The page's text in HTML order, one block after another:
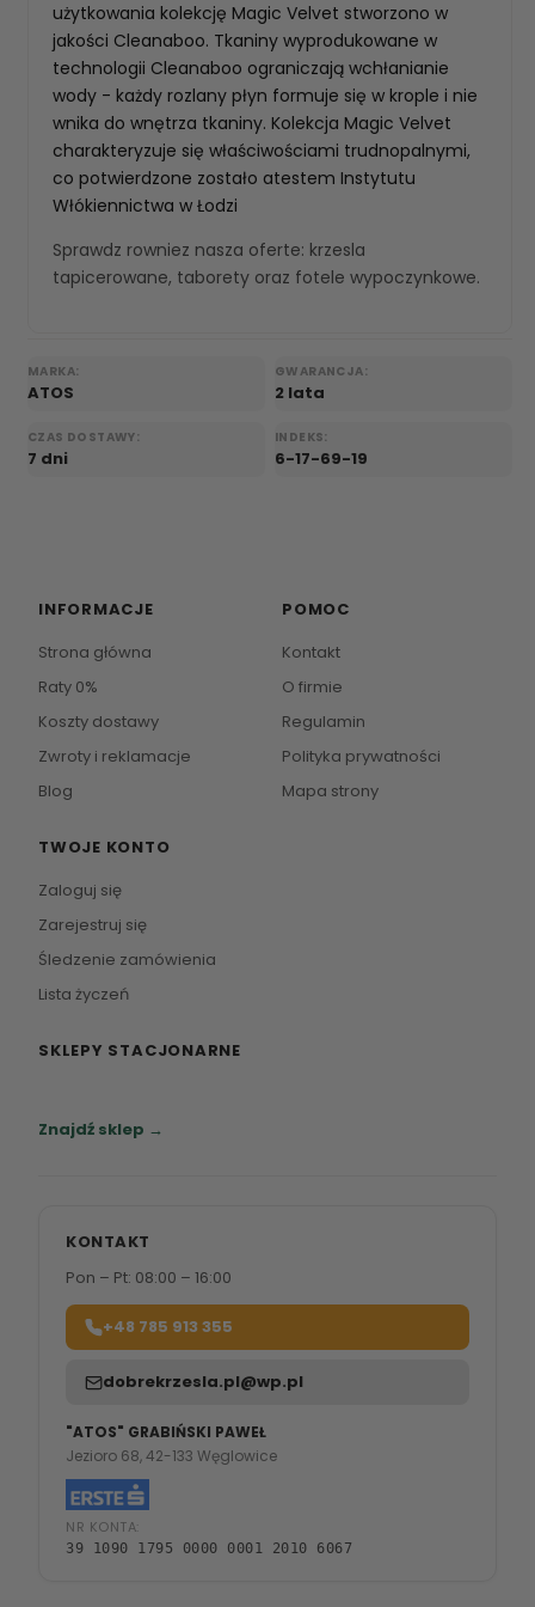
użytkowania kolekcję Magic Velvet stworzono w
jakości Cleanaboo. Tkaniny wyprodukowane w
technologii Cleanaboo ograniczają wchłanianie
wody - każdy rozlany płyn formuje się w krople i nie
wnika do wnętrza tkaniny. Kolekcja Magic Velvet
charakteryzuje się właściwościami trudnopalnymi,
co potwierdzone zostało atestem Instytutu
Włókiennictwa w Łodzi
Sprawdz rowniez nasza oferte: krzesla
tapicerowane, taborety oraz fotele wypoczynkowe.
MARKA:
ATOS
GWARANCJA:
2 lata
CZAS DOSTAWY:
7 dni
INDEKS:
6-17-69-19
INFORMACJE
Strona główna
Raty 0%
Koszty dostawy
Zwroty i reklamacje
Blog
POMOC
Kontakt
O firmie
Regulamin
Polityka prywatności
Mapa strony
TWOJE KONTO
Zaloguj się
Zarejestruj się
Śledzenie zamówienia
Lista życzeń
SKLEPY STACJONARNE
Znajdź sklep →
KONTAKT
Pon – Pt: 08:00 – 16:00
+48 785 913 355
dobrekrzesla.pl@wp.pl
"ATOS" GRABIŃSKI PAWEŁ
Jezioro 68, 42-133 Węglowice
NR KONTA:
39 1090 1795 0000 0001 2010 6067